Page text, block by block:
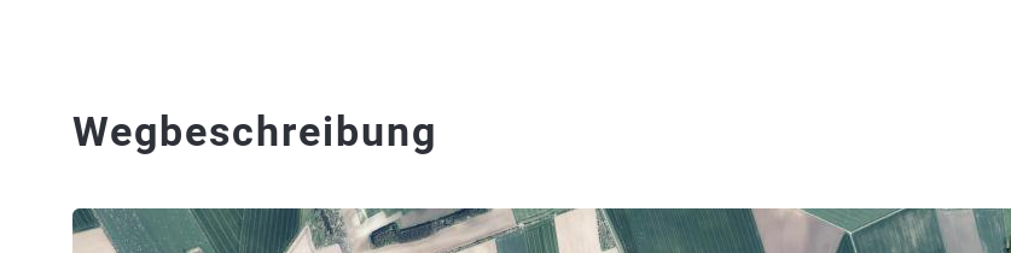
Wegbeschreibung